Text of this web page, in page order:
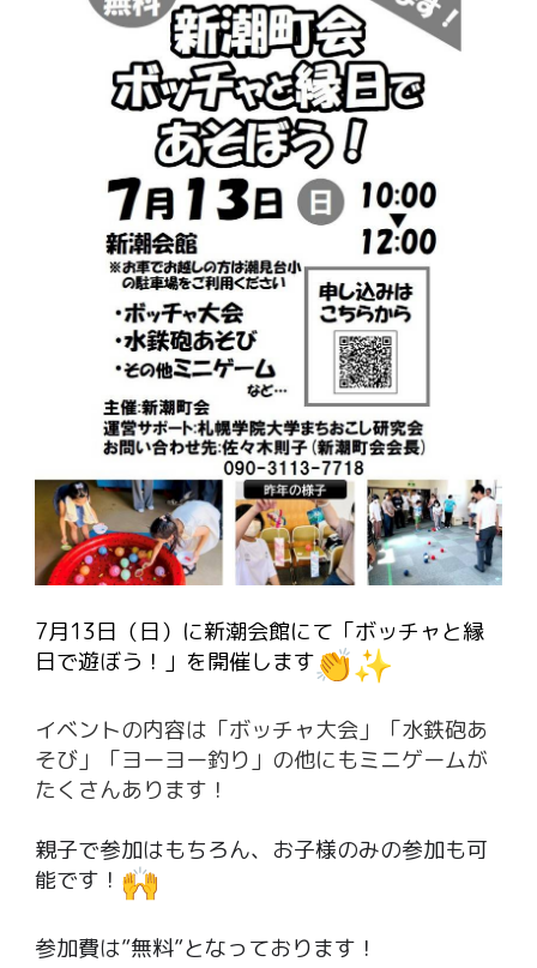
7月13日（日）に新潮会館にて「ボッチャと縁
日で遊ぼう！」を開催します
イベントの内容は「ボッチャ大会」「水鉄砲あ
そび」「ヨーヨー釣り」の他にもミニゲームが
たくさんあります！
親子で参加はもちろん、お子様のみの参加も可
能です！
参加費は”無料”となっております！